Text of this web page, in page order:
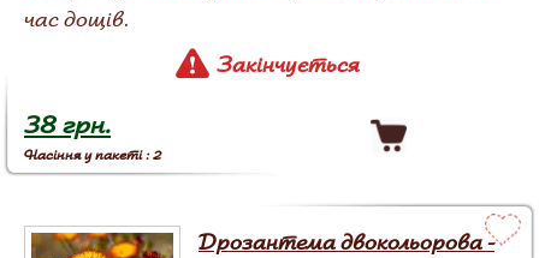
час дощів.
Закінчується
38 грн.
Насіння у пакеті : 2
Дрозантема двокольорова -